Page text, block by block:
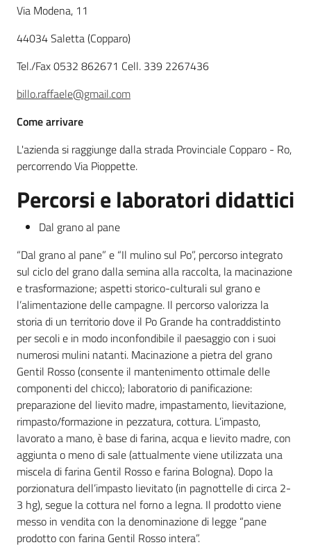
Piani programmi
progetti
Via Modena, 11
44034 Saletta (Copparo)
Tel./Fax 0532 862671 Cell. 339 2267436
billo.raffaele@gmail.com
Come arrivare
L'azienda si raggiunge dalla strada Provinciale Copparo - Ro,
percorrendo Via Pioppette.
Percorsi e laboratori didattici
Dal grano al pane
“Dal grano al pane” e “Il mulino sul Po”, percorso integrato
sul ciclo del grano dalla semina alla raccolta, la macinazione
e trasformazione; aspetti storico-culturali sul grano e
l’alimentazione delle campagne. Il percorso valorizza la
storia di un territorio dove il Po Grande ha contraddistinto
per secoli e in modo inconfondibile il paesaggio con i suoi
numerosi mulini natanti. Macinazione a pietra del grano
Gentil Rosso (consente il mantenimento ottimale delle
componenti del chicco); laboratorio di panificazione:
preparazione del lievito madre, impastamento, lievitazione,
rimpasto/formazione in pezzatura, cottura. L’impasto,
lavorato a mano, è base di farina, acqua e lievito madre, con
aggiunta o meno di sale (attualmente viene utilizzata una
miscela di farina Gentil Rosso e farina Bologna). Dopo la
porzionatura dell’impasto lievitato (in pagnottelle di circa 2-
3 hg), segue la cottura nel forno a legna. Il prodotto viene
messo in vendita con la denominazione di legge “pane
prodotto con farina Gentil Rosso intera”.